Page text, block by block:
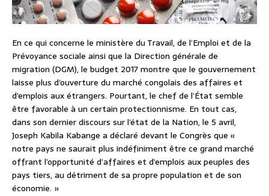
En ce qui concerne le ministère du Travail, de l’Emploi et de la
Prévoyance sociale ainsi que la Direction générale de
migration (DGM), le budget 2017 montre que le gouvernement
laisse plus d’ouverture du marché congolais des affaires et
d’emplois aux étrangers. Pourtant, le chef de l’État semble
être favorable à un certain protectionnisme. En tout cas,
dans son dernier discours sur l’état de la Nation, le 5 avril,
Joseph Kabila Kabange a déclaré devant le Congrès que «
notre pays ne saurait plus indéfiniment être ce grand marché
offrant l’opportunité d’affaires et d’emplois aux peuples des
pays tiers, au détriment de sa propre population et de son
économie. »